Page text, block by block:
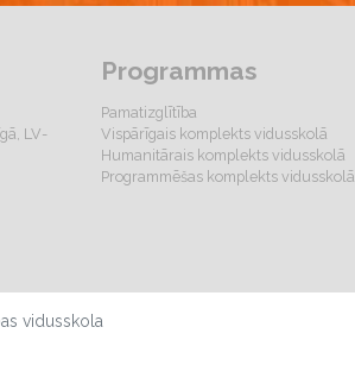
LV-
Programmas
Pamatizglītība
Vispārīgais komplekts vidusskolā
Humanitārais komplekts vidusskolā
Programmēšas komplekts vidusskolā
vidusskola